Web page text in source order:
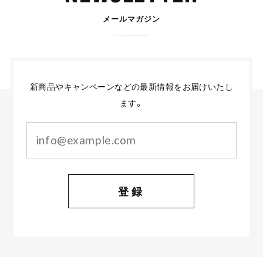
メールマガジン
新商品やキャンペーンなどの最新情報をお届けいたし
ます。
登録